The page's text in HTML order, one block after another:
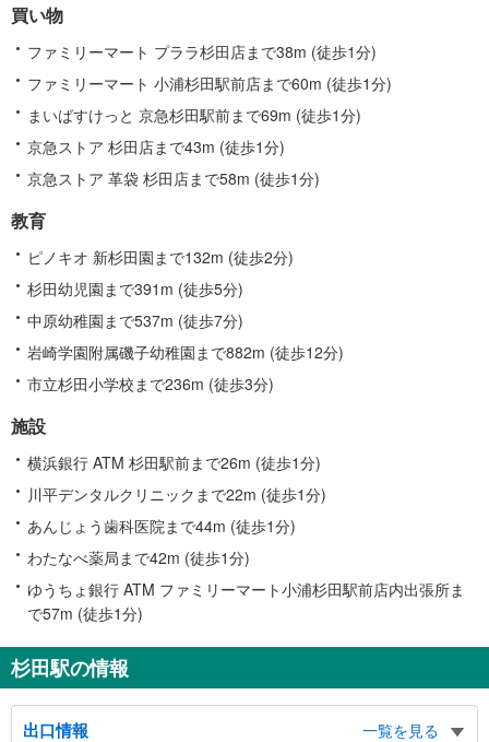
す
る
情
報
買い物
ファミリーマート プララ杉田店まで38m (徒歩1分)
ファミリーマート 小浦杉田駅前店まで60m (徒歩1分)
まいばすけっと 京急杉田駅前まで69m (徒歩1分)
京急ストア 杉田店まで43m (徒歩1分)
京急ストア 革袋 杉田店まで58m (徒歩1分)
教育
ピノキオ 新杉田園まで132m (徒歩2分)
杉田幼児園まで391m (徒歩5分)
中原幼稚園まで537m (徒歩7分)
岩崎学園附属磯子幼稚園まで882m (徒歩12分)
市立杉田小学校まで236m (徒歩3分)
施設
横浜銀行 ATM 杉田駅前まで26m (徒歩1分)
川平デンタルクリニックまで22m (徒歩1分)
あんじょう歯科医院まで44m (徒歩1分)
わたなべ薬局まで42m (徒歩1分)
ゆうちょ銀行 ATM ファミリーマート小浦杉田駅前店内出張所ま
で57m (徒歩1分)
杉田駅の情報
出口情報 一覧を見る